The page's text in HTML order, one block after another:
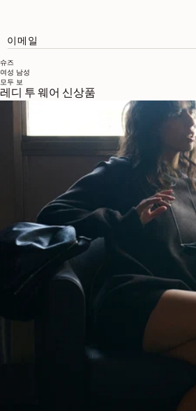
슈즈
여성 남성
모두 보
레디 투 웨어 신상품
이메일